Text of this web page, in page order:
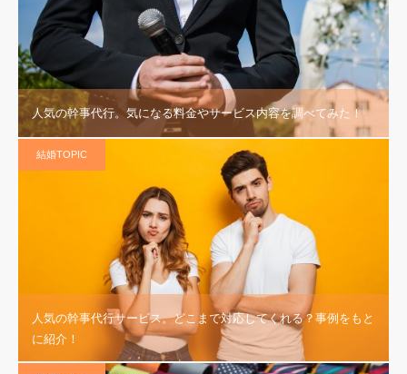
人気の幹事代行。気になる料金やサービス内容を調べてみた！
結婚TOPIC
人気の幹事代行サービス。どこまで対応してくれる？事例をもと
に紹介！